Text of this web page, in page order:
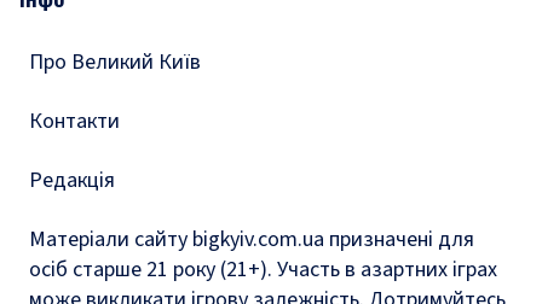
Тести
Про Великий Київ
Контакти
Редакція
Матеріали сайту bigkyiv.com.ua призначені для
осіб старше 21 року (21+). Участь в азартних іграх